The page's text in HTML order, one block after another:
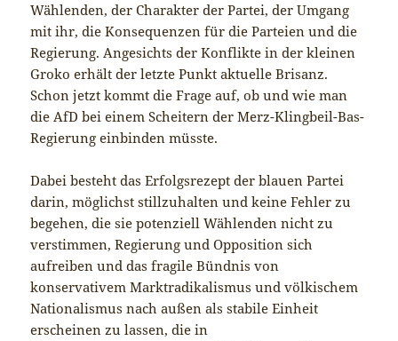
Wählenden, der Charakter der Partei, der Umgang
mit ihr, die Konsequenzen für die Parteien und die
Regierung. Angesichts der Konflikte in der kleinen
Groko erhält der letzte Punkt aktuelle Brisanz.
Schon jetzt kommt die Frage auf, ob und wie man
die AfD bei einem Scheitern der Merz-Klingbeil-Bas-
Regierung einbinden müsste.
Dabei besteht das Erfolgsrezept der blauen Partei
darin, möglichst stillzuhalten und keine Fehler zu
begehen, die sie potenziell Wählenden nicht zu
verstimmen, Regierung und Opposition sich
aufreiben und das fragile Bündnis von
konservativem Marktradikalismus und völkischem
Nationalismus nach außen als stabile Einheit
erscheinen zu lassen, die in